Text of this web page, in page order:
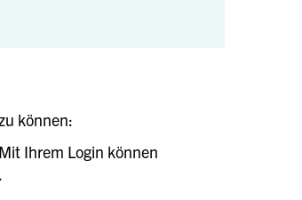
können:
Ihrem Login können